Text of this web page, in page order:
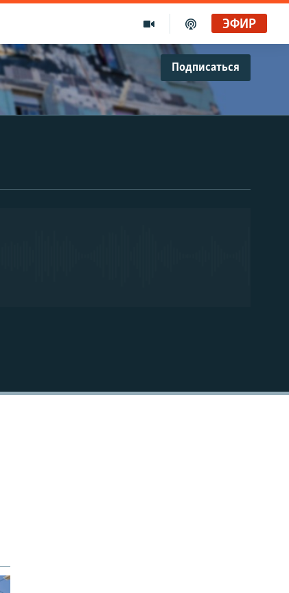
ЭФИР
Подписаться